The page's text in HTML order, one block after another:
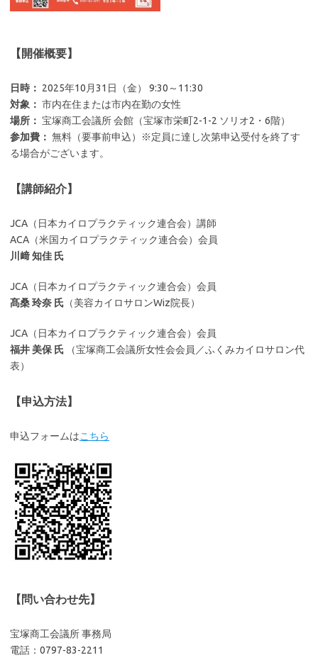
【開催概要】
日時： 2025年10月31日（金） 9:30～11:30
対象： 市内在住または市内在勤の女性
場所： 宝塚商工会議所 会館（宝塚市栄町2-1-2 ソリオ2・6階）
参加費： 無料（要事前申込）※定員に達し次第申込受付を終了す
る場合がございます。
【講師紹介】
JCA（日本カイロプラクティック連合会）講師
ACA（米国カイロプラクティック連合会）会員
川﨑 知佳 氏
JCA（日本カイロプラクティック連合会）会員
髙桑 玲奈 氏 （美容カイロサロンWiz院長）
JCA（日本カイロプラクティック連合会）会員
福井 美保 氏
（宝塚商工会議所女性会会員／ふくみカイロサロン代
表）
【申込方法】
申込フォームはこちら
【問い合わせ先】
宝塚商工会議所 事務局
電話：0797-83-2211